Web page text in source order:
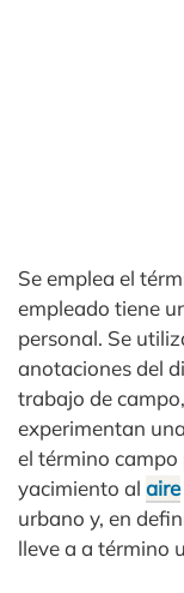
Se emplea el
empleado tiene
personal. Se
anotaciones del
trabajo de
experimentan
el término campo
yacimiento al aire
urbano y, en
lleve a a término